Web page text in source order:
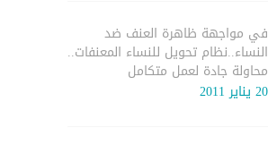
في مواجهة ظاهرة العنف ضد
النساء..نظام تحويل للنساء المعنفات..
محاولة جادة لعمل متكامل
20 يناير 2011